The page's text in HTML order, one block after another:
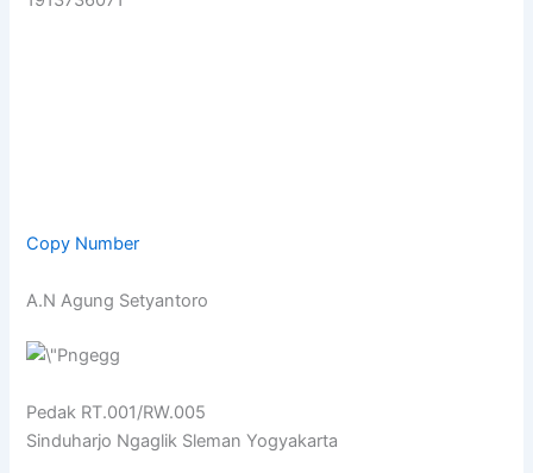
Copy Number
A.N Agung Setyantoro
Pedak RT.001/RW.005
Sinduharjo Ngaglik Sleman Yogyakarta